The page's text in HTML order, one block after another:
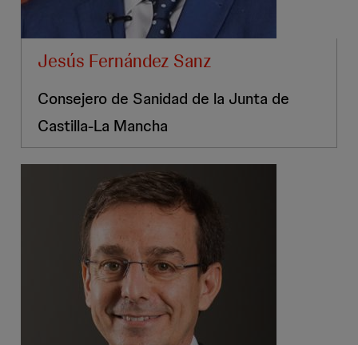
Jesús Fernández Sanz
Consejero de Sanidad de la Junta de
Castilla-La Mancha